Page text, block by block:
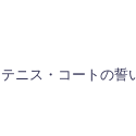
テニス・コートの誓